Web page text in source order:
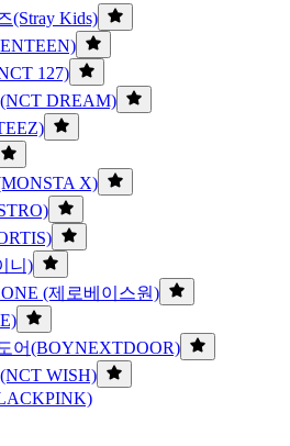
(Stray Kids)
127)
DREAM)
X)
니)
(제로베이스원)
어(BOYNEXTDOOR)
WISH)